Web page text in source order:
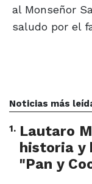
al Monseñor
saludo por el
Noticias más
1. Lautaro
historia y
"Pan y